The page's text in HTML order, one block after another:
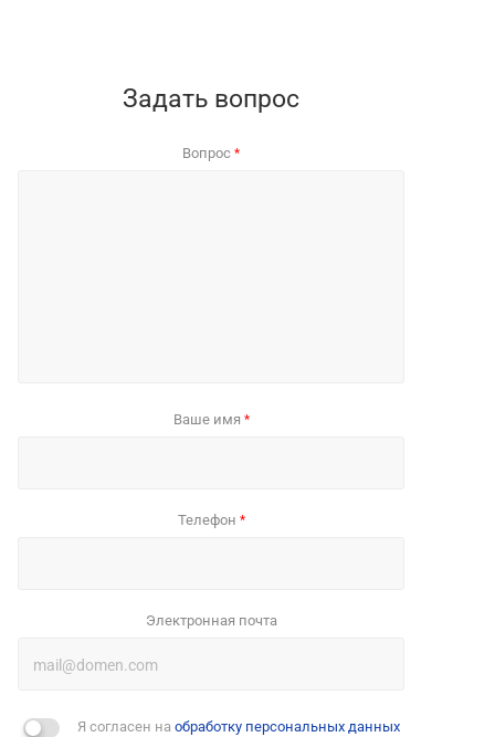
Задать вопрос
Вопрос *
Ваше имя *
Телефон *
Электронная почта
Я согласен на обработку персональных данных